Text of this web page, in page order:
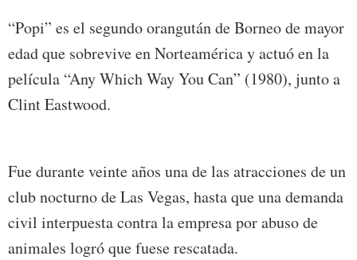
“Popi” es el segundo orangután de Borneo de mayor
edad que sobrevive en Norteamérica y actuó en la
película “Any Which Way You Can” (1980), junto a
Clint Eastwood.
Fue durante veinte años una de las atracciones de un
club nocturno de Las Vegas, hasta que una demanda
civil interpuesta contra la empresa por abuso de
animales logró que fuese rescatada.